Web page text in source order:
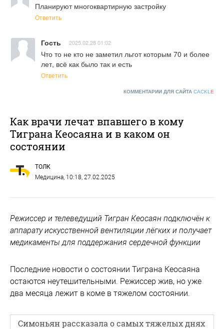
Планируют многоквартирную застройку
Ответить
Гость 2025.02.28 01:02
Что то не кто не заметил льгот которым 70 и более
лет, всё как было так и есть
Ответить
КОММЕНТАРИИ ДЛЯ САЙТА CACKL E
Как врачи лечат впавшего в кому
Тиграна Кеосаяна и в каком он
состоянии
ТОЛК
Медицина , 10:18, 27.02.2025
Режиссер и телеведущий Тигран Кеосаян подключён к
аппарату искусственной вентиляции лёгких и получает
медикаменты для поддержания сердечной функции
Последние новости о состоянии Тиграна Кеосаяна
остаются неутешительными. Режиссер жив, но уже
два месяца лежит в коме в тяжелом состоянии.
Симоньян рассказала о самых тяжелых днях